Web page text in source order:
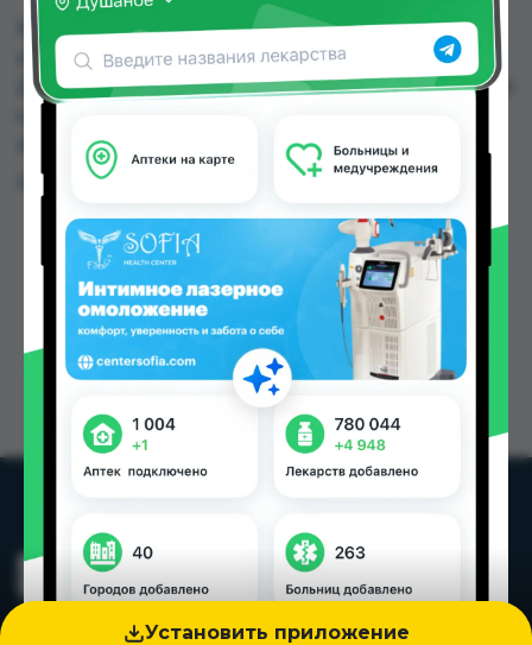
Установить приложение
NASENSPRAY 10ML SPRAY можно купить или
заказать в аптеках, Дорухона Олмони №1,
Дорухона Олмони №2, Дорухона Олмони №3 по
других городах Таджикистана
Цена: от50.00 TJS